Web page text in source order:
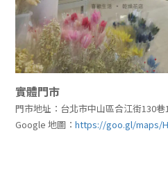
實體門市
門市地址：台北市中山區合江街130巷
Google 地圖： https://goo.gl/maps/